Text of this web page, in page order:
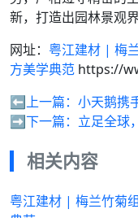
新，打造出园林景观界
网址： 粤江建材 | 梅
方美学典范 https://
⬅️上一篇： 小天鹅携
➡️下一篇： 立足全球
相关内容
粤江建材 | 梅兰竹菊